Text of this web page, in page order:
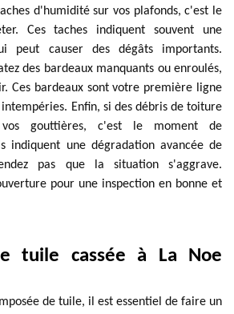
d'humidité sur vos plafonds, c'est le
Ces taches indiquent souvent une
peut causer des dégâts importants.
des bardeaux manquants ou enroulés,
Ces bardeaux sont votre première ligne
Enfin, si des débris de toiture
vos gouttières, c'est le moment de
indiquent une dégradation avancée de
pas que la situation s'aggrave.
pour une inspection en bonne et
tuile cassée à La Noe
de tuile, il est essentiel de faire un